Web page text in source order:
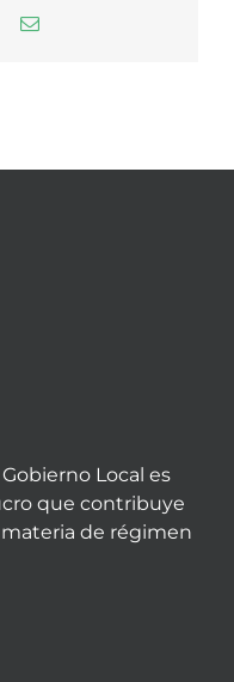
WhatsApp
Correo
Local es
que contribuye
de régimen